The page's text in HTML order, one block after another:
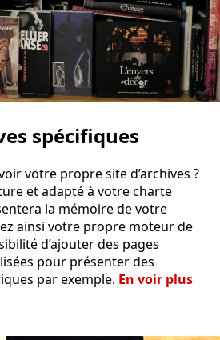
spécifiques
votre propre site d’archives ?
et adapté à votre charte
la mémoire de votre
ainsi votre propre moteur de
d’ajouter des pages
pour présenter des
par exemple. En voir plus